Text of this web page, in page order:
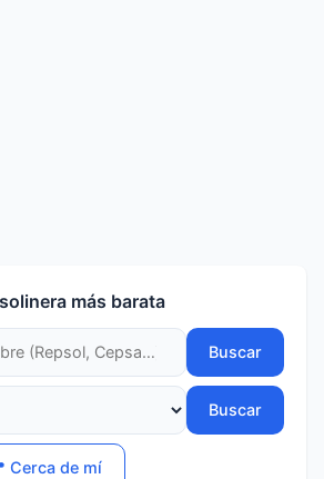
más barata
Buscar
Buscar
Cerca de mí